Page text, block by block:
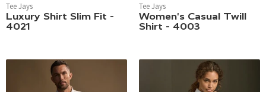
Tee Jays
Luxury Shirt Slim Fit -
4021
Tee Jays
Women's Casual Twill
Shirt - 4003